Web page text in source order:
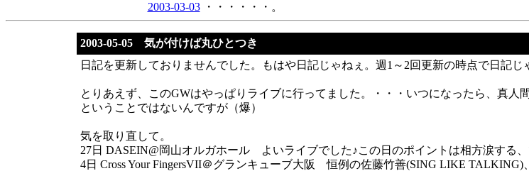
2003-03-03・・・・・・。
2003-05-05 気が付けば丸ひとつき
日記を更新しておりませんでした。もはや日記じゃねぇ。週1～2回更新の時点で日記じ
とりあえず、このGWはやっぱりライブに行ってました。・・・いつになったら、真
ということではないんですが（爆）
気を取り直して。
27日 DASEIN@岡山オルガホール よいライブでした♪この日のポイントは相方涙する
4日 Cross Your FingersVII＠グランキューブ大阪 恒例の佐藤竹善(SING LIKE